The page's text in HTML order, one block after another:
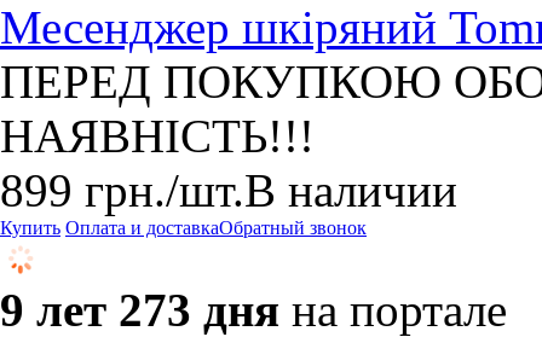
Месенджер шкіряний
ПЕРЕД ПОКУПКОЮ
НАЯВНІСТЬ!!!
899 грн./шт.В наличии
Купить Оплата и доставкаОбратный звонок
9 лет 273 дня на портале